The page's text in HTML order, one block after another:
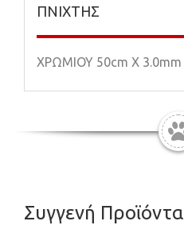
ΠΝΙΧΤΗΣ
ΧΡΩΜΙΟΥ 50cm X 3.0mm
Συγγενή Προϊόντα